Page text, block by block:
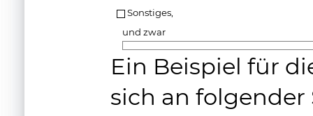
Sonstiges,
und zwar
Ein Beispiel für
sich an folgender